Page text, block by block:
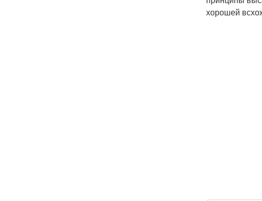
хорошей